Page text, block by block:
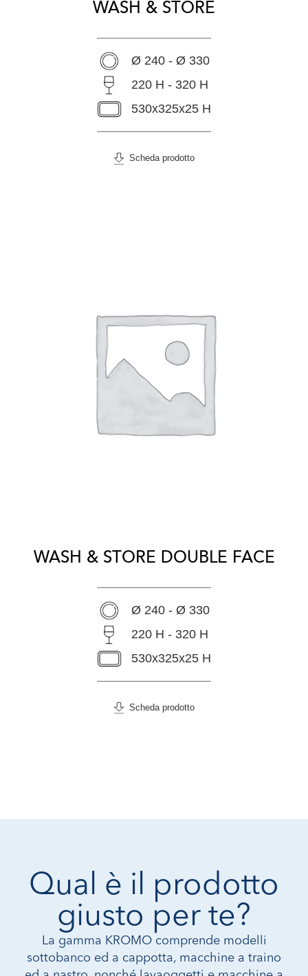
WASH & STORE
Ø 240 - Ø 330
220 H - 320 H
530x325x25 H
Scheda prodotto
WASH & STORE DOUBLE FACE
Ø 240 - Ø 330
220 H - 320 H
530x325x25 H
Scheda prodotto
Qual è il prodotto
giusto per te?
La gamma KROMO comprende modelli
sottobanco ed a cappotta, macchine a traino